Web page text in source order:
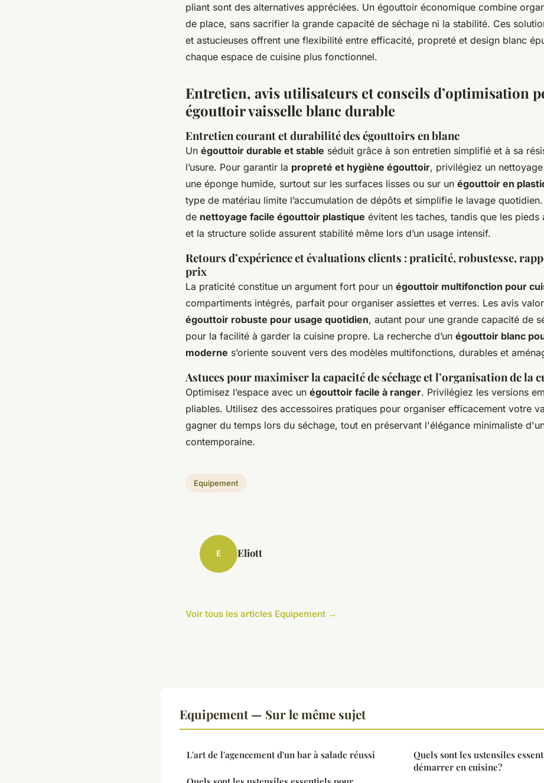
pliant sont des alternatives appréciées. Un égouttoir économique combine
de place, sans sacrifier la grande capacité de séchage ni la stabilité. Ces
et astucieuses offrent une flexibilité entre efficacité, propreté et design blanc
chaque espace de cuisine plus fonctionnel.
Entretien, avis utilisateurs et conseils d’optimisation
égouttoir vaisselle blanc durable
Entretien courant et durabilité des égouttoirs en blanc
Un égouttoir durable et stable séduit grâce à son entretien simplifié et à sa
l’usure. Pour garantir la propreté et hygiène égouttoir, privilégiez un
une éponge humide, surtout sur les surfaces lisses ou sur un égouttoir en
type de matériau limite l’accumulation de dépôts et simplifie le lavage
de nettoyage facile égouttoir plastique évitent les taches, tandis que les pieds
et la structure solide assurent stabilité même lors d’un usage intensif.
Retours d’expérience et évaluations clients : praticité, robustesse,
prix
La praticité constitue un argument fort pour un égouttoir multifonction pour
compartiments intégrés, parfait pour organiser assiettes et verres. Les avis
égouttoir robuste pour usage quotidien, autant pour une grande capacité de
pour la facilité à garder la cuisine propre. La recherche d’un égouttoir blanc
moderne s’oriente souvent vers des modèles multifonctions, durables et
Astuces pour maximiser la capacité de séchage et l’organisation de la
Optimisez l’espace avec un égouttoir facile à ranger. Privilégiez les versions
pliables. Utilisez des accessoires pratiques pour organiser efficacement votre
gagner du temps lors du séchage, tout en préservant l'élégance minimaliste
contemporaine.
Equipement
E Eliott
Voir tous les articles Equipement →
Equipement — Sur le même sujet
L'art de l'agencement d'un bar à salade réussi
Quels sont les ustensiles
démarrer en cuisine?